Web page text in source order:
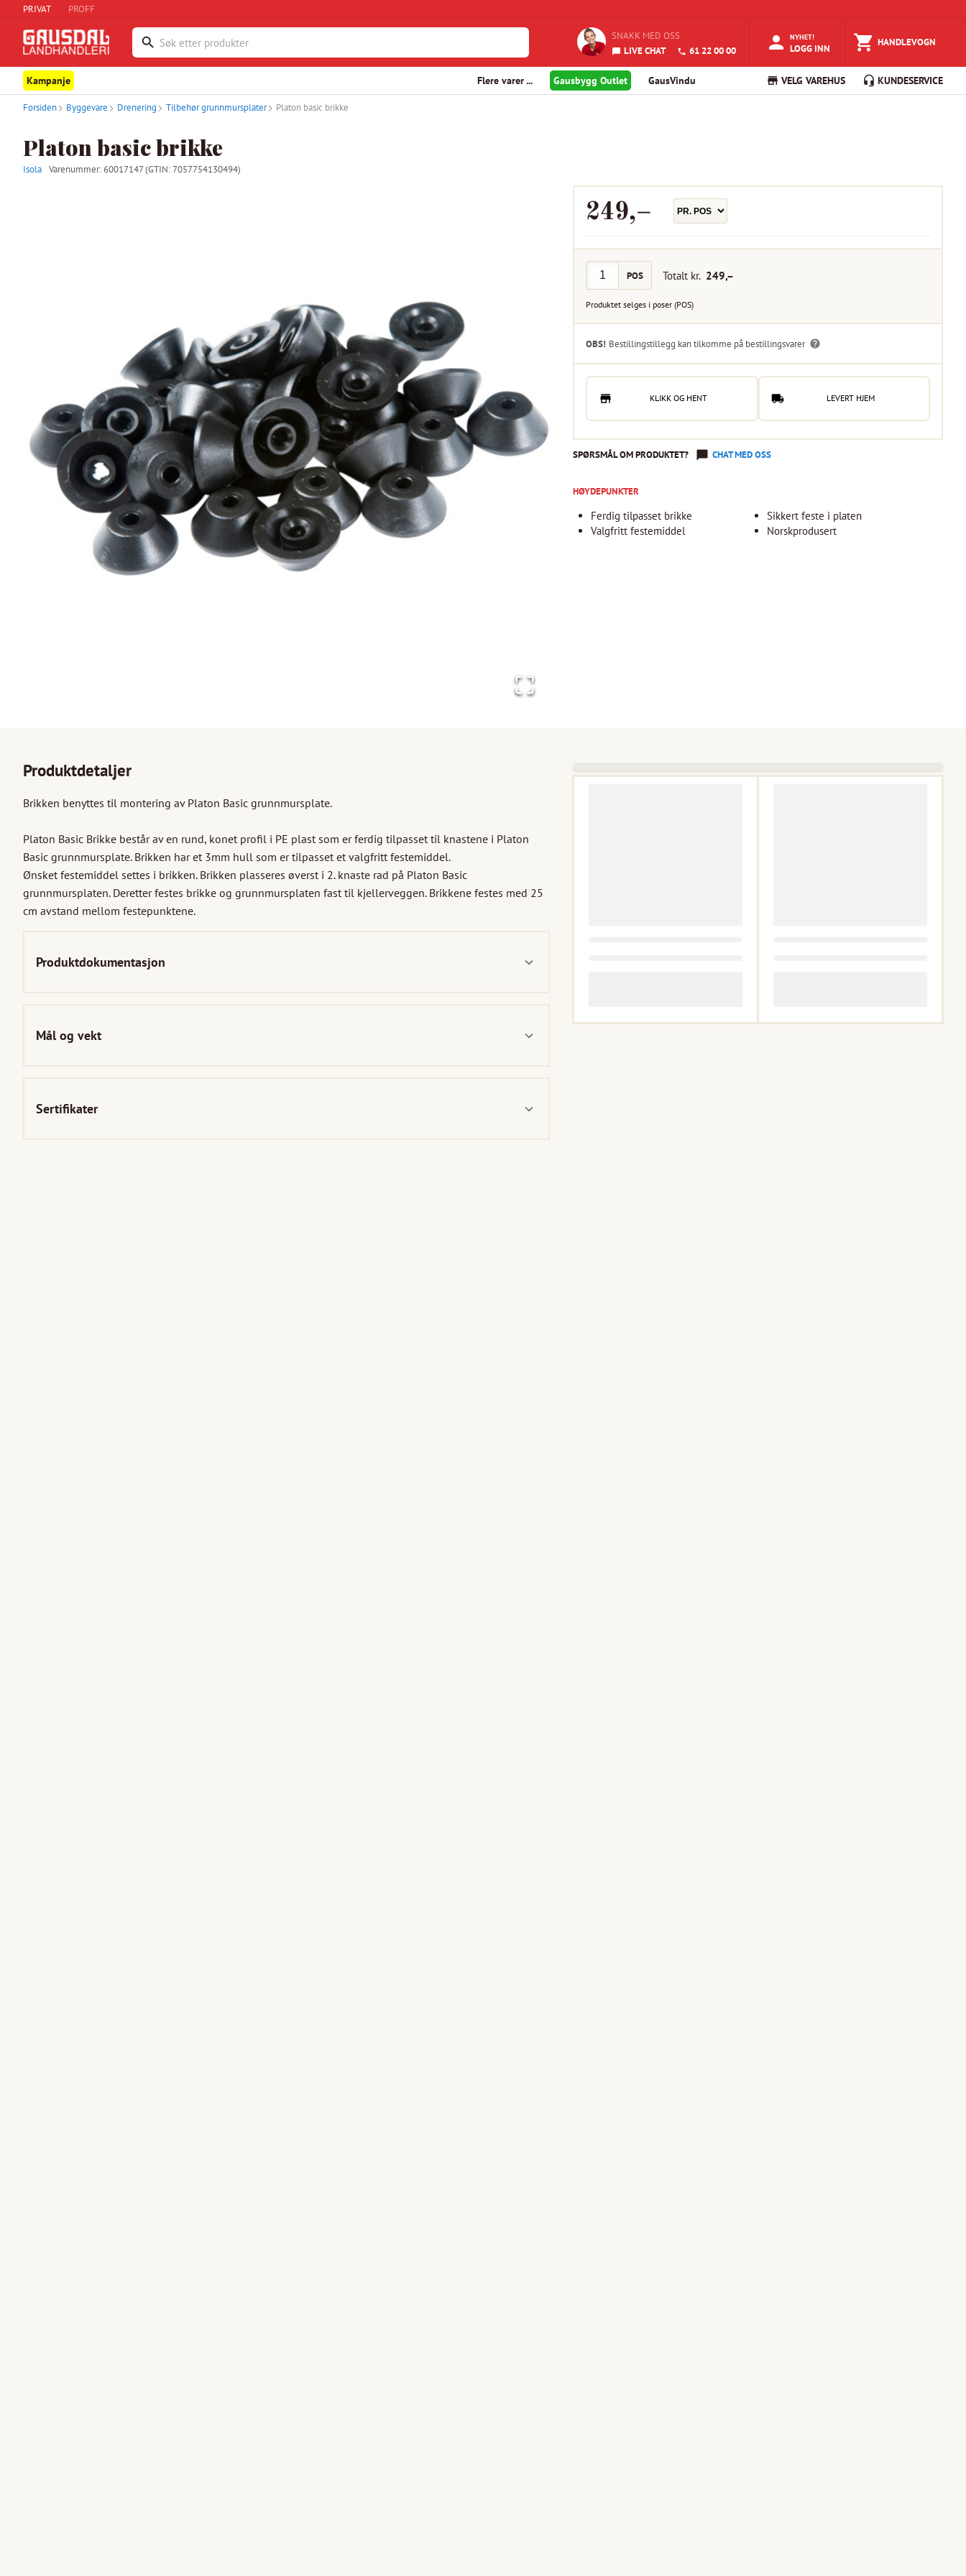
PRIVAT PROFF
SNAKK MED OSS
LIVE CHAT
61 22 00 00
NYHET!
LOGG INN HANDLEVOGN
Kampanje Flere varer ... Gausbygg Outlet GausVindu VELG VAREHUS KUNDESERVICE
Forsiden Byggevare Drenering Tilbehør grunnmursplater Platon basic brikke
Platon basic brikke
Isola Varenummer:60017147(GTIN: 7057754130494)
249,–
POS Totalt kr. 249,–
Produktet selges i poser (POS)
OBS! Bestillingstillegg kan tilkomme på bestillingsvarer
KLIKK OG HENT LEVERT HJEM
SPØRSMÅL OM PRODUKTET? CHAT MED OSS
HØYDEPUNKTER
Ferdig tilpasset brikke
Valgfritt festemiddel
Sikkert feste i platen
Norskprodusert
Produktdetaljer
Brikken benyttes til montering av Platon Basic grunnmursplate.
Platon Basic Brikke består av en rund, konet profil i PE plast som er ferdig tilpasset til knastene i Platon
Basic grunnmursplate. Brikken har et 3mm hull som er tilpasset et valgfritt festemiddel.
Ønsket festemiddel settes i brikken. Brikken plasseres øverst i 2. knaste rad på Platon Basic
grunnmursplaten. Deretter festes brikke og grunnmursplaten fast til kjellerveggen. Brikkene festes med 25
cm avstand mellom festepunktene.
Produktdokumentasjon
Mål og vekt
Sertifikater